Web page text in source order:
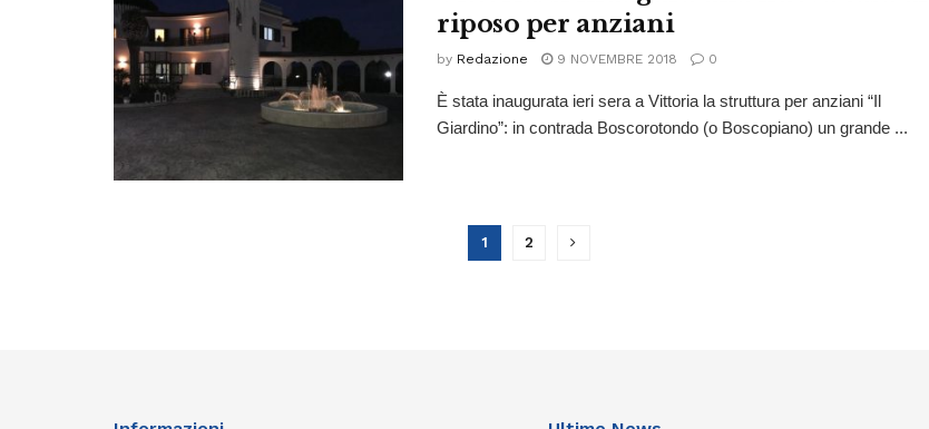
riposo per anziani
by Redazione 9 NOVEMBRE 2018 0
È stata inaugurata ieri sera a Vittoria la struttura per anziani “Il
Giardino”: in contrada Boscorotondo (o Boscopiano) un grande ...
1 2